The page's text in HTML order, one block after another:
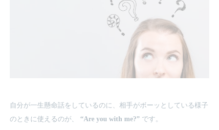
自分が一生懸命話をしているのに、相手がボーッとしている様子
のときに使えるのが、 “Are you with me?” です。